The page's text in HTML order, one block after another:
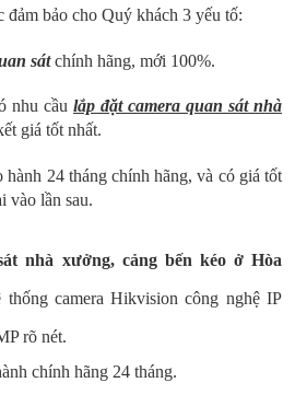
đảm bảo cho Quý khách 3 yếu tố:
sátchính hãng, mới 100%.
nhu cầu lắp đặt camera quan sát nhà
giá tốt nhất.
24 tháng chính hãng, và có giá tốt
vào lần sau.
nhà xưởng, cảng bến kéo ở Hòa
thống camera Hikvision công nghệ IP
rõ nét.
chính hãng 24 tháng.